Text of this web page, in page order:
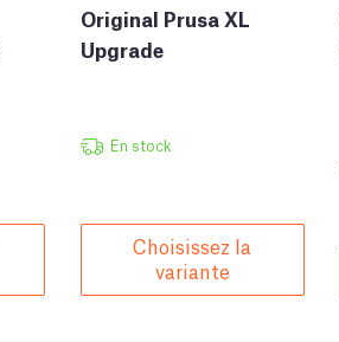
Original Prusa XL
Upgrade
En stock
Choisissez la
variante